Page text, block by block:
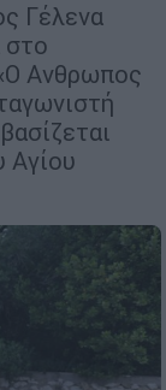
Γέλενα
στο
Ανθρωπος
Αγίου